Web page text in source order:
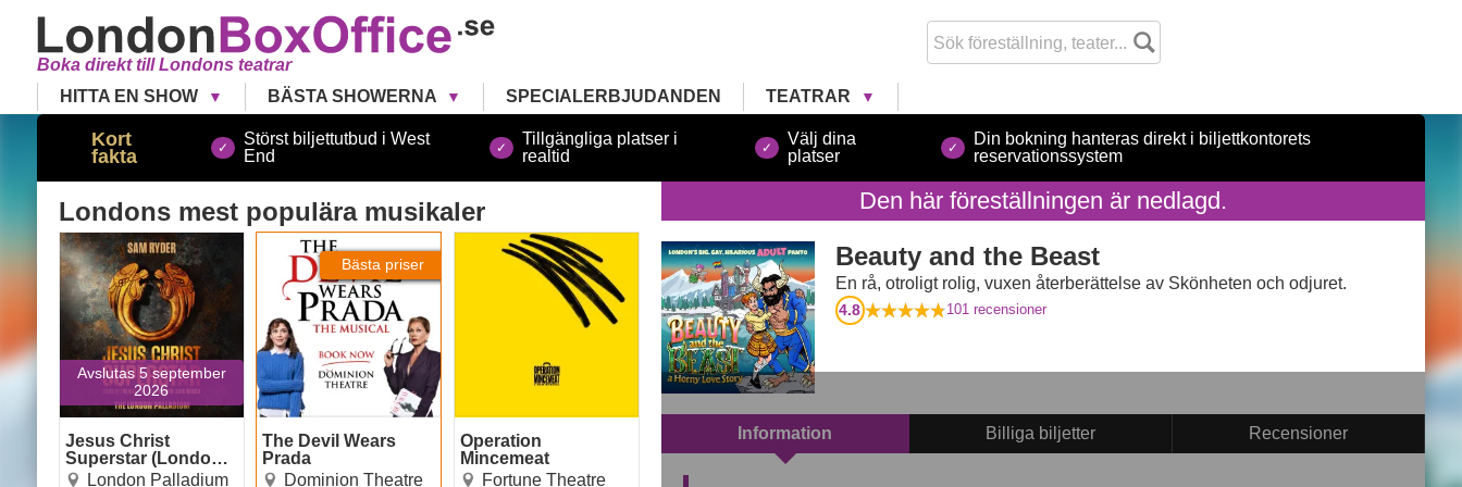
Boka direkt till Londons teatrar
HITTA EN SHOW
BÄSTA SHOWERNA SPECIALERBJUDANDEN TEATRAR
Kort
fakta
Störst biljettutbud i West
End
Tillgängliga platser i
realtid
Välj dina
platser
Din bokning hanteras direkt i biljettkontorets
reservationssystem
Den här föreställningen är nedlagd.
Beauty and the Beast
En rå, otroligt rolig, vuxen återberättelse av Skönheten och odjuret.
4.8 101recensioner
Information Billiga biljetter Recensioner
Londons mest populära musikaler
Avslutas 5 september
2026
Jesus Christ
Superstar (London
Palladium)
London Palladium
Jesus Christ Superstar
(London Palladium)
Bästa priser
The Devil Wears
Prada
Dominion Theatre
The Devil Wears Prada
Operation
Mincemeat
Fortune Theatre
Operation Mincemeat